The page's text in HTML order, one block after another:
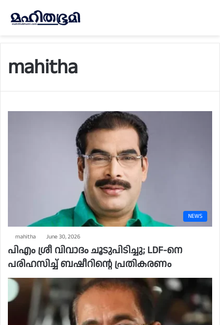
mahitha
NEWS
mahitha June 30, 2026
പിഎം ശ്രീ വിവാദം ചൂടുപിടിച്ചു; LDF-നെ
പരിഹസിച്ച് ബഷീറിന്റെ പ്രതികരണം